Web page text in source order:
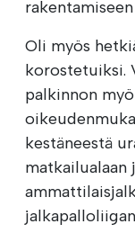
Oli myös
korostetuiksi.
palkinnon
kestäneestä
matkailualaan